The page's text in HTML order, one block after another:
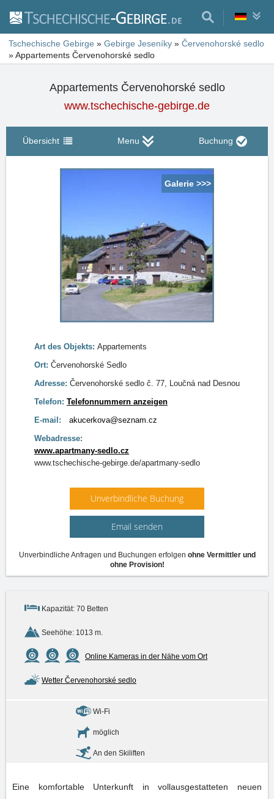
Tschechische Gebirge » Gebirge Jeseníky » Červenohorské sedlo
»Appartements Červenohorské sedlo
Appartements Červenohorské sedlo
www.tschechische-gebirge.de
Übersicht Menu Buchung
Galerie >>>
Art des Objekts: Appartements
Ort: Červenohorské Sedlo
Adresse: Červenohorské sedlo č. 77, Loučná nad Desnou
Telefon: Telefonnummern anzeigen
E-mail:
akucerkova@seznam.cz
Webadresse:
www.apartmany-sedlo.cz
www.tschechische-gebirge.de/apartmany-sedlo
Unverbindliche Buchung
Email senden
Unverbindliche Anfragen und Buchungen erfolgen ohne Vermittler und
ohne Provision!
Kapazität: 70 Betten
Seehöhe: 1013 m.
Online Kameras in der Nähe vom Ort
Wetter Červenohorské sedlo
Wi-Fi
möglich
An den Skiliften
Eine komfortable Unterkunft in vollausgestatteten neuen